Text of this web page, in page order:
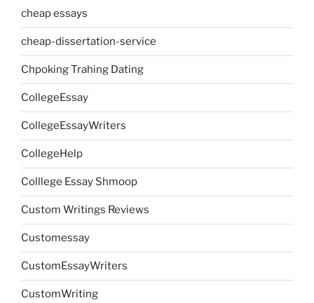
cheap essays
cheap-dissertation-service
Chpoking Trahing Dating
CollegeEssay
CollegeEssayWriters
CollegeHelp
Colllege Essay Shmoop
Custom Writings Reviews
Customessay
CustomEssayWriters
CustomWriting